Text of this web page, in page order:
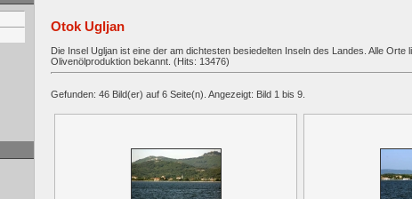
Otok Ugljan
Die Insel Ugljan ist eine der am dichtesten besiedelten Inseln des Landes. Alle
Olivenölproduktion bekannt. (Hits: 13476)
Gefunden: 46 Bild(er) auf 6 Seite(n). Angezeigt: Bild 1 bis 9.